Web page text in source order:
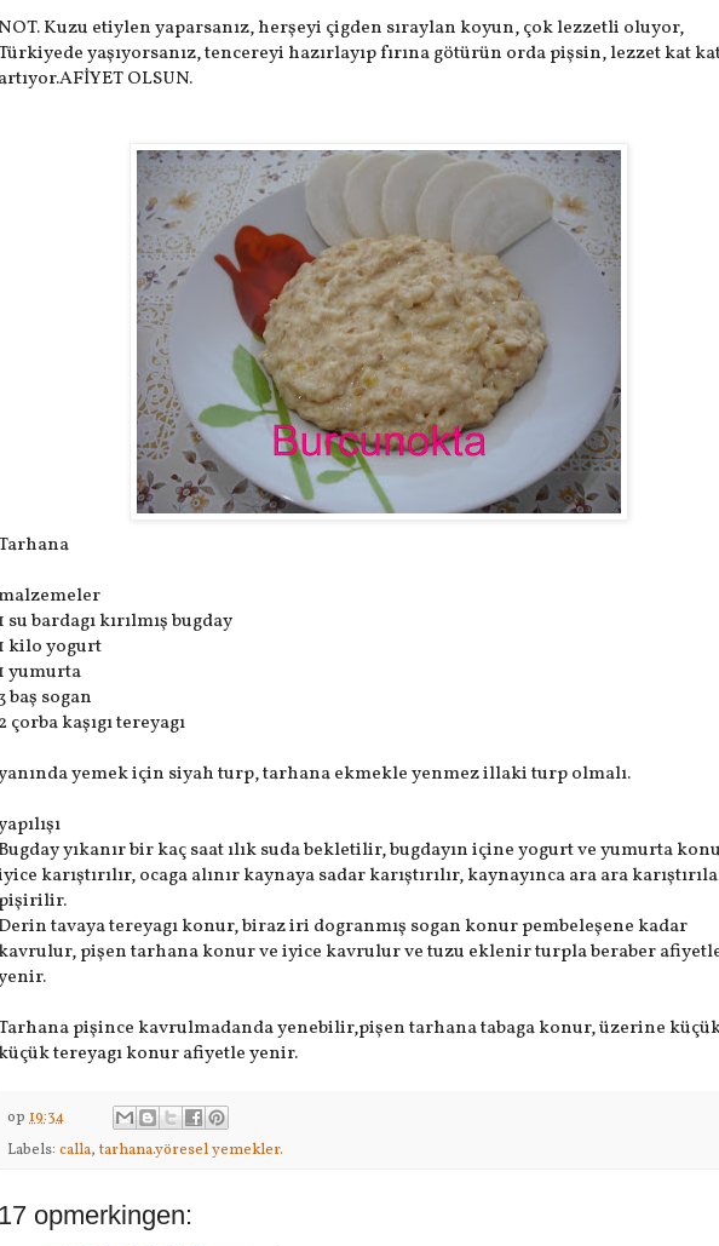
NOT. Kuzu etiylen yaparsanız, herşeyi çigden sıraylan koyun, çok lezzetli oluyor,
yaşıyorsanız, tencereyi hazırlayıp fırına götürün orda pişsin, lezzet kat
artıyor.AFİYET OLSUN.
malzemeler
1 su bardagı kırılmış bugday
1 kilo yogurt
1 yumurta
3 baş sogan
2 çorba kaşıgı tereyagı
yemek için siyah turp, tarhana ekmekle yenmez illaki turp olmalı.
Bugday yıkanır bir kaç saat ılık suda bekletilir, bugdayın içine yogurt ve yumurta
karıştırılır, ocaga alınır kaynaya sadar karıştırılır, kaynayınca ara ara
pişirilir.
Derin tavaya tereyagı konur, biraz iri dogranmış sogan konur pembeleşene kadar
kavrulur, pişen tarhana konur ve iyice kavrulur ve tuzu eklenir turpla beraber
pişince kavrulmadanda yenebilir,pişen tarhana tabaga konur, üzerine
küçük tereyagı konur afiyetle yenir.
op 19:34
Labels: calla, tarhana.yöresel yemekler.
17 opmerkingen: